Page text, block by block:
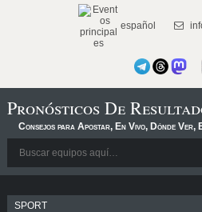
español
Pronósticos De
Consejos para Apostar, En Vivo, Dónde Ver,